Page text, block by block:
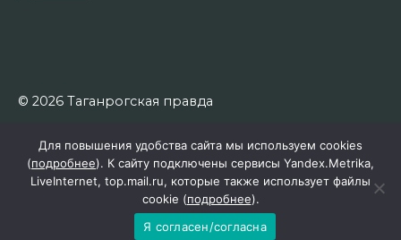
© 2026 Таганрогская правда
Для повышения удобства сайта мы используем cookies
(подробнее). К сайту подключены сервисы Yandex.Metrika,
LiveInternet, top.mail.ru, которые также использует файлы
cookie (подробнее).
Я согласен/согласна